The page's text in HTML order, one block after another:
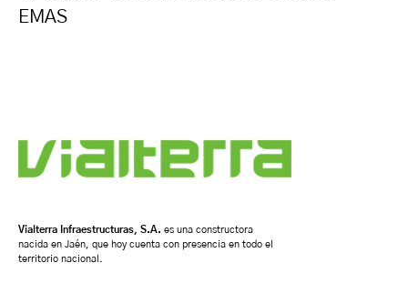
EMAS
Vialterra Infraestructuras, S.A. es una constructora
nacida en Jaén, que hoy cuenta con presencia en todo el
territorio nacional.